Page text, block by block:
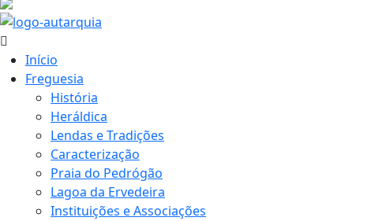
Início
Freguesia
História
Heráldica
Lendas e Tradições
Caracterização
Praia do Pedrógão
Lagoa da Ervedeira
Instituições e Associações